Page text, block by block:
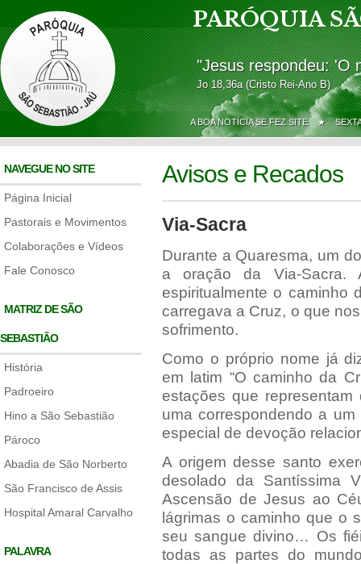
PARÓQUIA
"Jesus respondeu: 'O
Jo 18,36a (Cristo Rei-Ano B)
A BOA NOTÍCIA SE FEZ SITE ★
NAVEGUE NO SITE
Página Inicial
Pastorais e Movimentos
Colaborações e Vídeos
Fale Conosco
MATRIZ DE SÃO
SEBASTIÃO
História
Padroeiro
Hino a São Sebastião
Pároco
Abadia de São Norberto
São Francisco de Assis
Hospital Amaral Carvalho
PALAVRA
Avisos e Recados
Via-Sacra
Durante a Quaresma, um
a oração da Via-Sacra.
espiritualmente o caminho
carregava a Cruz, o que
sofrimento.
Como o próprio nome já
em latim “O caminho da
estações que
uma correspondendo a
especial de devoção
A origem desse santo
desolado da Santíssima
Ascensão de Jesus ao
lágrimas o caminho que o
seu sangue divino… Os
todas as partes do